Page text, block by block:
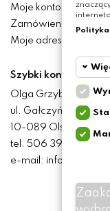
Moje konto
Zamówienia
Moje adresy
Szybki kontakt
Olga Grzyb STILO
ul. Gałczyńskiego 24
10-089 Olsztyn
tel. 506 393 457
e-mail: